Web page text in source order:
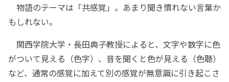
物語のテーマは「共感覚」。あまり聞き慣れない言葉か
もしれない。
関西学院大学・長田典子教授によると、文字や数字に色
がついて見える（色字）、音を聞くと色が見える（色聴）
など、通常の感覚に加えて別の感覚が無意識に引き起こさ